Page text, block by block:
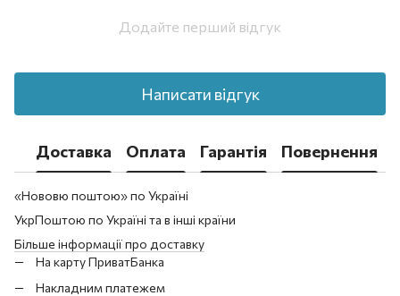
Додайте перший відгук
Написати відгук
Доставка Оплата Гарантія Повернення
«Нововю поштою» по Україні
УкрПоштою по Україні та в інші країни
Більше інформації про доставку
На карту ПриватБанка
Накладним платежем